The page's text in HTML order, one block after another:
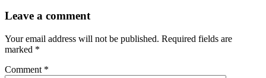
Leave a comment
Your email address will not be published. Required fields are
marked *
Comment *